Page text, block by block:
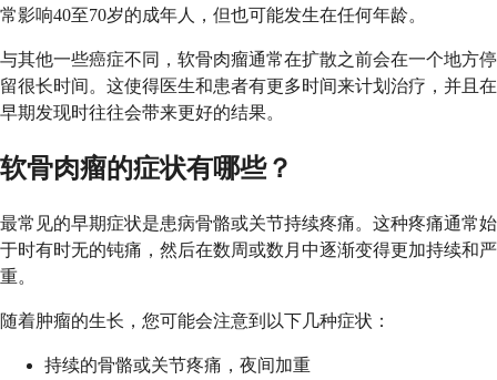
常影响40至70岁的成年人，但也可能发生在任何年龄。
与其他一些癌症不同，软骨肉瘤通常在扩散之前会在一个地方停
留很长时间。这使得医生和患者有更多时间来计划治疗，并且在
早期发现时往往会带来更好的结果。
软骨肉瘤的症状有哪些？
最常见的早期症状是患病骨骼或关节持续疼痛。这种疼痛通常始
于时有时无的钝痛，然后在数周或数月中逐渐变得更加持续和严
重。
随着肿瘤的生长，您可能会注意到以下几种症状：
持续的骨骼或关节疼痛，夜间加重